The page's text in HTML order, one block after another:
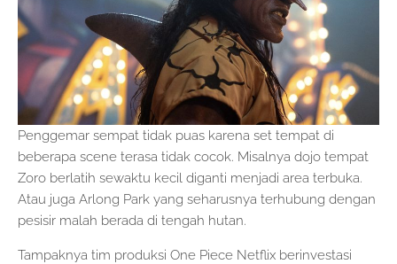
Penggemar sempat tidak puas karena set tempat di
beberapa scene terasa tidak cocok. Misalnya dojo tempat
Zoro berlatih sewaktu kecil diganti menjadi area terbuka.
Atau juga Arlong Park yang seharusnya terhubung dengan
pesisir malah berada di tengah hutan.
Tampaknya tim produksi One Piece Netflix berinvestasi